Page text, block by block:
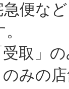
など
」の
の店